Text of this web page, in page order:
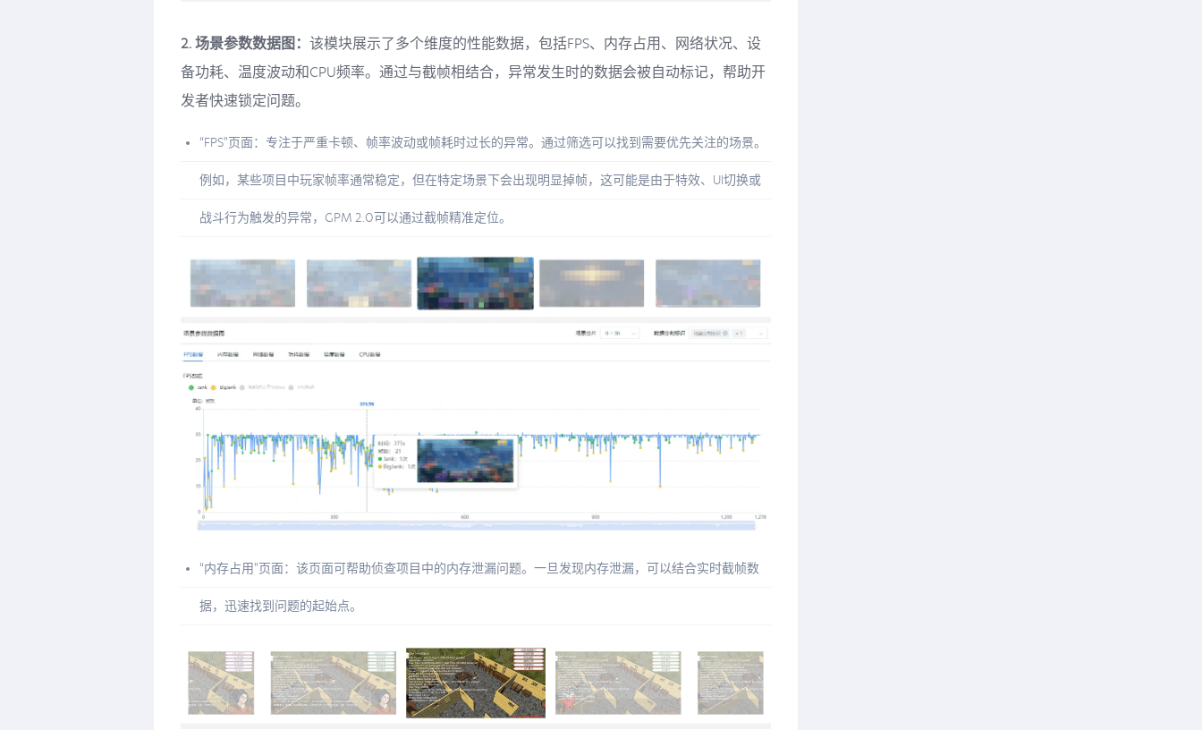
2. 场景参数数据图： 该模块展示了多个维度的性能数据，包括FPS、内存占用、网络状况、设
备功耗、温度波动和CPU频率。通过与截帧相结合，异常发生时的数据会被自动标记，帮助开
发者快速锁定问题。
“FPS”页面：专注于严重卡顿、帧率波动或帧耗时过长的异常。通过筛选可以找到需要优先关注的场景。
例如，某些项目中玩家帧率通常稳定，但在特定场景下会出现明显掉帧，这可能是由于特效、UI切换或
战斗行为触发的异常，GPM 2.0可以通过截帧精准定位。
“内存占用”页面：该页面可帮助侦查项目中的内存泄漏问题。一旦发现内存泄漏，可以结合实时截帧数
据，迅速找到问题的起始点。